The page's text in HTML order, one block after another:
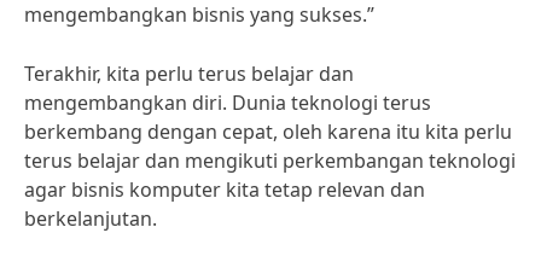
mengembangkan bisnis yang sukses.”
Terakhir, kita perlu terus belajar dan
mengembangkan diri. Dunia teknologi terus
berkembang dengan cepat, oleh karena itu kita perlu
terus belajar dan mengikuti perkembangan teknologi
agar bisnis komputer kita tetap relevan dan
berkelanjutan.